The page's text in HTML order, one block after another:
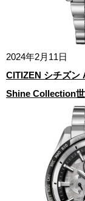
2024年2月11日
CITIZEN シチズン
Shine Collection